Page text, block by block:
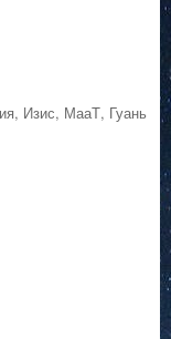
Изис, МааТ, Гуань